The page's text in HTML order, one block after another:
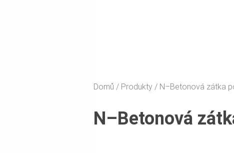
Domů Produkty N–Betonová zátka
N–Betonová